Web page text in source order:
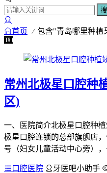
首页 包含"青岛哪里种植
常州北极星口腔种
区)
一、医院简介北极星口腔种
极星口腔连锁的总部旗舰店
号（妇女儿童活动中心旁），
口腔医院 牙医吧小助手